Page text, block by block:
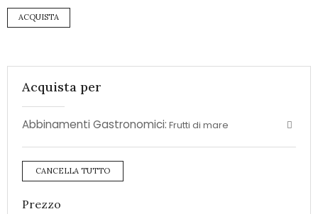
ACQUISTA
Acquista per
Abbinamenti Gastronomici: Frutti di mare
CANCELLA TUTTO
Prezzo